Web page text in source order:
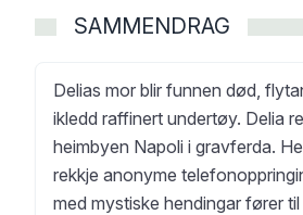
SAMMENDRAG
Delias mor blir funnen død,
ikledd raffinert undertøy. Delia
heimbyen Napoli i gravferda.
rekkje anonyme
med mystiske hendingar fører